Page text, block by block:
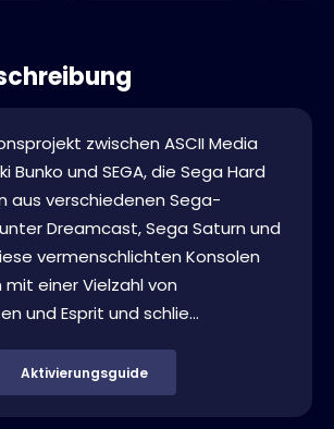
zwischen ASCII Media
Bunko und SEGA, die Sega Hard
aus verschiedenen Sega-
Dreamcast, Sega Saturn und
vermenschlichten Konsolen
einer Vielzahl von
und Esprit und schlie...
Aktivierungsguide